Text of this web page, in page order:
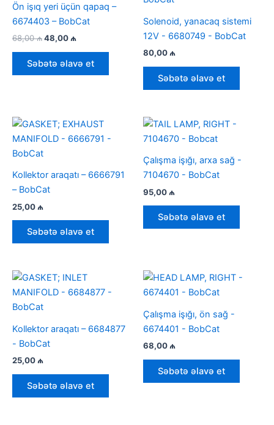
Ön işıq yeri üçün qapaq –
6674403 – BobCat
68,00₼İlkin
68,00 ₼.
48,00 ₼
Səbətə əlavə et
Solenoid, yanacaq sistemi
12V - 6680749 - BobCat
80,00 ₼
Səbətə əlavə et
Kollektor araqatı – 6666791
– BobCat
25,00 ₼
Səbətə əlavə et
Çalışma işığı, arxa sağ -
7104670 - BobCat
95,00 ₼
Səbətə əlavə et
Kollektor araqatı – 6684877
- BobCat
25,00 ₼
Səbətə əlavə et
Çalışma işığı, ön sağ -
6674401 - BobCat
68,00 ₼
Səbətə əlavə et